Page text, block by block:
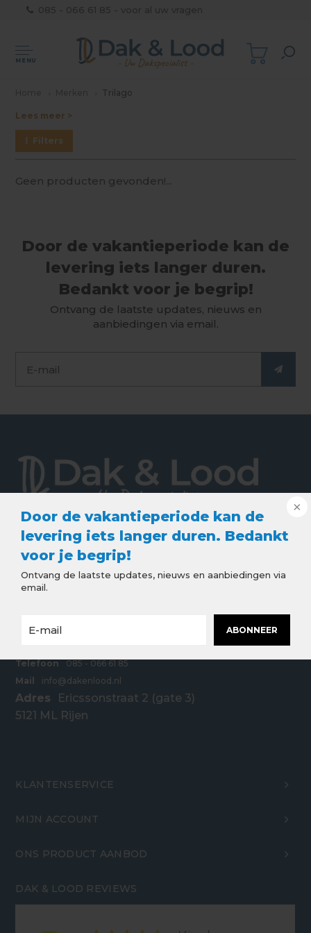
Door de vakantieperiode kan de
levering iets langer duren. Bedankt
voor je begrip!
Ontvang de laatste updates, nieuws en aanbiedingen via
email.
ABONNEER
MENU
Trilago
Lees meer >
Filters
Geen producten gevonden!...
Door de vakantieperiode kan de
levering iets langer duren.
Bedankt voor je begrip!
Ontvang de laatste updates, nieuws en
aanbiedingen via email.
De webshop voor de beste kwaliteit dak en lood
producten. Goede service, snelle levering en
scherpe prijzen. Bestel snel en eenvoudig online
bij Dakenlood.nl.
Telefoon
085 - 066 61 85
Mail
info@dakenlood.nl
Adres
Ericssonstraat 2 (gate 3)
5121 ML Rijen
KLANTENSERVICE
MIJN ACCOUNT
ONS PRODUCT AANBOD
DAK & LOOD REVIEWS